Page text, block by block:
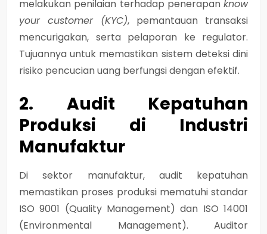
melakukan penilaian terhadap penerapan know
your customer (KYC), pemantauan transaksi
mencurigakan, serta pelaporan ke regulator.
Tujuannya untuk memastikan sistem deteksi dini
risiko pencucian uang berfungsi dengan efektif.
2. Audit Kepatuhan
Produksi di Industri
Manufaktur
Di sektor manufaktur, audit kepatuhan
memastikan proses produksi mematuhi standar
ISO 9001 (Quality Management) dan ISO 14001
(Environmental Management). Auditor